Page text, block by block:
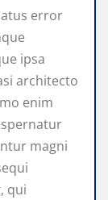
error
ipsa
architecto
enim
magni
qui